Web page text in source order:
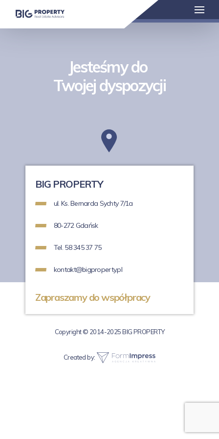
Jesteśmy do
Twojej dyspozycji
BIG PROPERTY
ul. Ks. Bernarda Sychty 7/1a
80-272 Gdańsk
Tel. 58 345 37 75
kontakt@bigproperty.pl
Zapraszamy do współpracy
Copyright © 2014-2025 BIG PROPERTY
Created by: